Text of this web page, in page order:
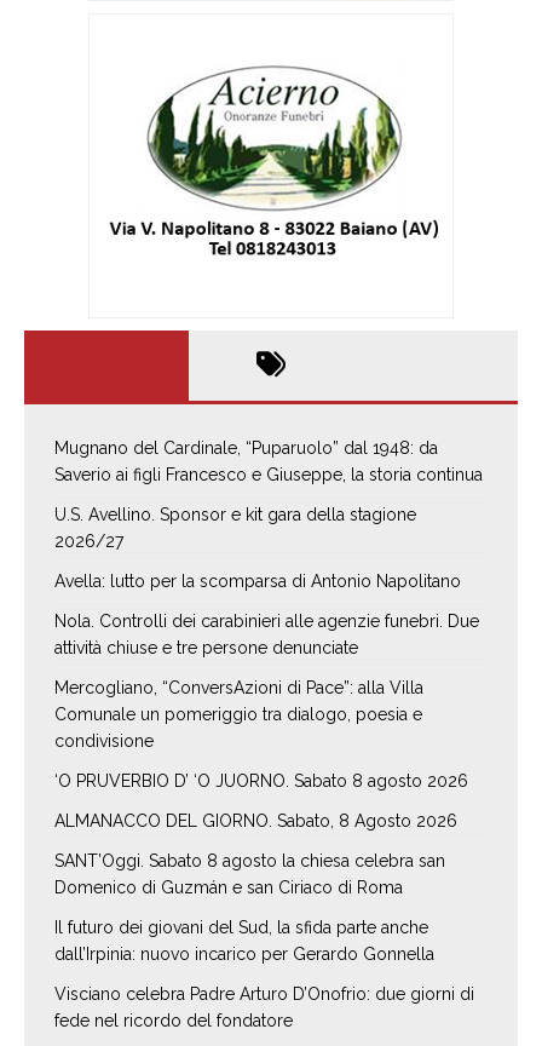
Mugnano del Cardinale, “Puparuolo” dal 1948: da
Saverio ai figli Francesco e Giuseppe, la storia continua
U.S. Avellino. Sponsor e kit gara della stagione
2026/27
Avella: lutto per la scomparsa di Antonio Napolitano
Nola. Controlli dei carabinieri alle agenzie funebri. Due
attività chiuse e tre persone denunciate
Mercogliano, “ConversAzioni di Pace”: alla Villa
Comunale un pomeriggio tra dialogo, poesia e
condivisione
‘O PRUVERBIO D’ ‘O JUORNO. Sabato 8 agosto 2026
ALMANACCO DEL GIORNO. Sabato, 8 Agosto 2026
SANT’Oggi. Sabato 8 agosto la chiesa celebra san
Domenico di Guzmán e san Ciriaco di Roma
Il futuro dei giovani del Sud, la sfida parte anche
dall’Irpinia: nuovo incarico per Gerardo Gonnella
Visciano celebra Padre Arturo D’Onofrio: due giorni di
fede nel ricordo del fondatore